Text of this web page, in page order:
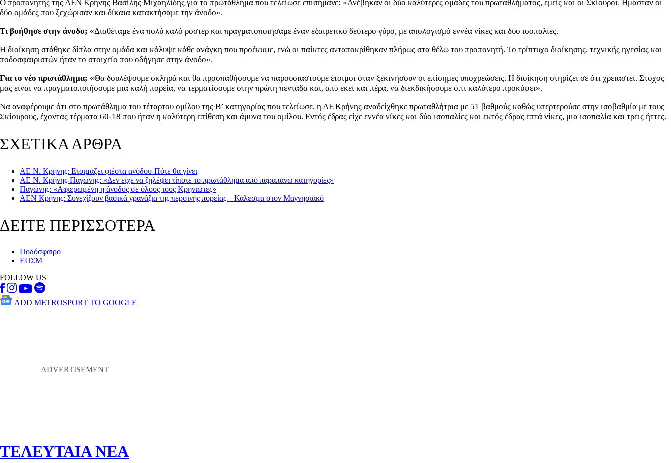
Ο προπονητής της ΑΕΝ Κρήνης Βασίλης Μιχαηλίδης για το πρωτάθλημα που τελείωσε επισήμανε: «Ανέβηκαν οι δύο καλύτερες ομάδες του πρωταθλήματος, εμείς και οι Σκίουροι. Ημασταν οι
δύο ομάδες που ξεχώρισαν και δίκαια κατακτήσαμε την άνοδο».
Τι βοήθησε στην άνοδο; «Διαθέταμε ένα πολύ καλό ρόστερ και πραγματοποιήσαμε έναν εξαιρετικό δεύτερο γύρο, με απολογισμό εννέα νίκες και δύο ισοπαλίες.
Η διοίκηση στάθηκε δίπλα στην ομάδα και κάλυψε κάθε ανάγκη που προέκυψε, ενώ οι παίκτες ανταποκρίθηκαν πλήρως στα θέλω του προπονητή. Το τρίπτυχο διοίκησης, τεχνικής ηγεσίας και
ποδοσφαιριστών ήταν το στοιχείο που οδήγησε στην άνοδο».
Για το νέο πρωτάθλημα; «Θα δουλέψουμε σκληρά και θα προσπαθήσουμε να παρουσιαστούμε έτοιμοι όταν ξεκινήσουν οι επίσημες υποχρεώσεις. Η διοίκηση στηρίζει σε ότι χρειαστεί. Στόχος
μας είναι να πραγματοποιήσουμε μια καλή πορεία, να τερματίσουμε στην πρώτη πεντάδα και, από εκεί και πέρα, να διεκδικήσουμε ό,τι καλύτερο προκύψει».
Να αναφέρουμε ότι στο πρωτάθλημα του τέταρτου ομίλου της Β’ κατηγορίας που τελείωσε, η ΑΕ Κρήνης αναδείχθηκε πρωταθλήτρια με 51 βαθμούς καθώς υπερτερούσε στην ισοβαθμία με τους
Σκίουρους, έχοντας τέρματα 60-18 που ήταν η καλύτερη επίθεση και άμυνα του ομίλου. Εντός έδρας είχε εννέα νίκες και δύο ισοπαλίες και εκτός έδρας επτά νίκες, μια ισοπαλία και τρεις ήττες.
ΣΧΕΤΙΚΑ ΑΡΘΡΑ
ΑΕ Ν. Κρήνης: Ετοιμάζει φιέστα ανόδου-Πότε θα γίνει
ΑΕ Ν. Κρήνης-Παγώνης: «Δεν είχε να ζηλέψει τίποτε το πρωτάθλημα από παραπάνω κατηγορίες»
Παγώνης: «Αφιερωμένη η άνοδος σε όλους τους Κρηνιώτες»
ΑΕΝ Κρήνης: Συνεχίζουν βασικά γρανάζια της περσινής πορείας – Κάλεσμα στον Μαγνησιακό
ΔΕΙΤΕ ΠΕΡΙΣΣΟΤΕΡΑ
Ποδόσφαιρο
ΕΠΣΜ
FOLLOW US
ADD METROSPORT TO GOOGLE
ΤΕΛΕΥΤΑΙΑ ΝΕΑ